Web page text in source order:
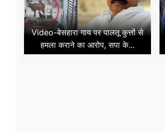
Video-बेसहारा गाय पर पालतू कुत्तों से
हमला कराने का आरोप, सपा के...